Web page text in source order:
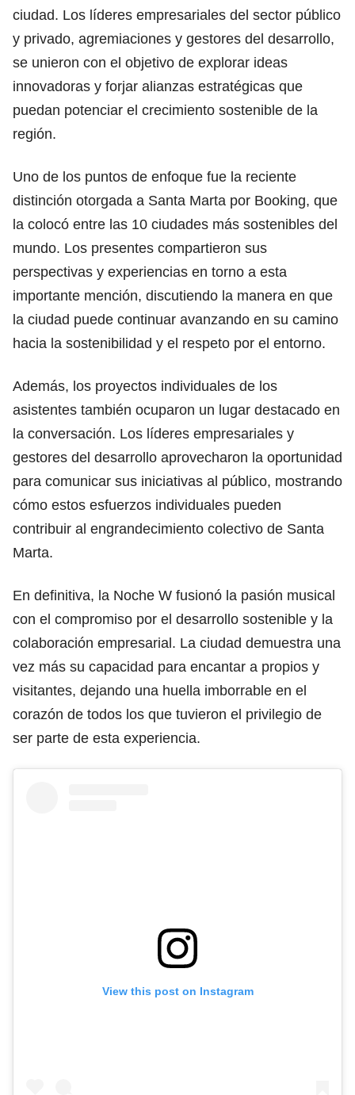
ciudad. Los líderes empresariales del sector público
y privado, agremiaciones y gestores del desarrollo,
se unieron con el objetivo de explorar ideas
innovadoras y forjar alianzas estratégicas que
puedan potenciar el crecimiento sostenible de la
región.
Uno de los puntos de enfoque fue la reciente
distinción otorgada a Santa Marta por Booking, que
la colocó entre las 10 ciudades más sostenibles del
mundo. Los presentes compartieron sus
perspectivas y experiencias en torno a esta
importante mención, discutiendo la manera en que
la ciudad puede continuar avanzando en su camino
hacia la sostenibilidad y el respeto por el entorno.
Además, los proyectos individuales de los
asistentes también ocuparon un lugar destacado en
la conversación. Los líderes empresariales y
gestores del desarrollo aprovecharon la oportunidad
para comunicar sus iniciativas al público, mostrando
cómo estos esfuerzos individuales pueden
contribuir al engrandecimiento colectivo de Santa
Marta.
En definitiva, la Noche W fusionó la pasión musical
con el compromiso por el desarrollo sostenible y la
colaboración empresarial. La ciudad demuestra una
vez más su capacidad para encantar a propios y
visitantes, dejando una huella imborrable en el
corazón de todos los que tuvieron el privilegio de
ser parte de esta experiencia.
View this post on Instagram